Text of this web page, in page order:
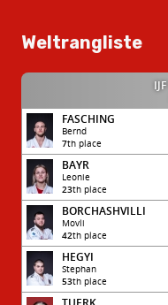
Weltrangliste